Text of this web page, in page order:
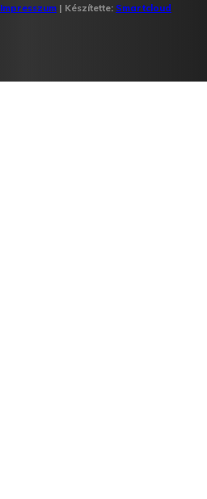
Impresszum | Készítette: Smartcloud